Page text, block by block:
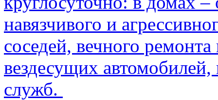
навязчивого и
соседей, вечного
вездесущих
служб.